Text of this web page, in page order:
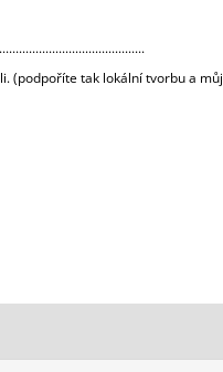
(podpoříte tak lokální tvorbu a můj